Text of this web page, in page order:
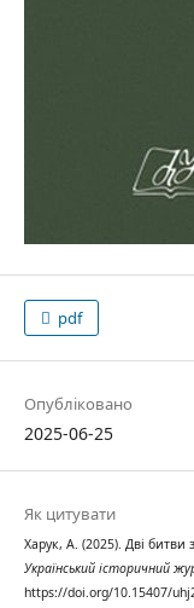
pdf
Опубліковано
2025-06-25
Як цитувати
Харук, А. (2025). Дві
Український історичний
https://doi.org/10.15407/